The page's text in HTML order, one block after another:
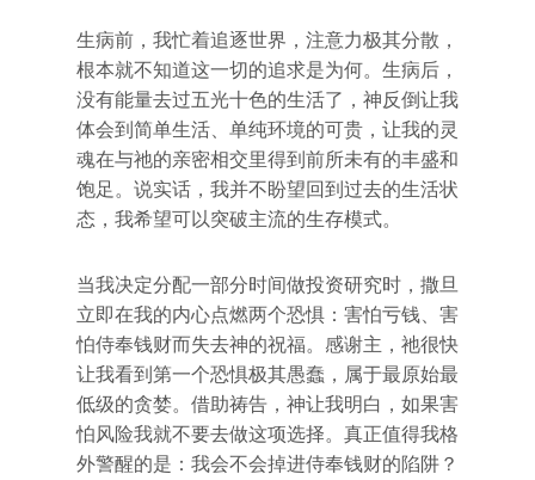
生病前，我忙着追逐世界，注意力极其分散，
根本就不知道这一切的追求是为何。生病后，
没有能量去过五光十色的生活了，神反倒让我
体会到简单生活、单纯环境的可贵，让我的灵
魂在与祂的亲密相交里得到前所未有的丰盛和
饱足。说实话，我并不盼望回到过去的生活状
态，我希望可以突破主流的生存模式。
当我决定分配一部分时间做投资研究时，撒旦
立即在我的内心点燃两个恐惧：害怕亏钱、害
怕侍奉钱财而失去神的祝福。感谢主，祂很快
让我看到第一个恐惧极其愚蠢，属于最原始最
低级的贪婪。借助祷告，神让我明白，如果害
怕风险我就不要去做这项选择。真正值得我格
外警醒的是：我会不会掉进侍奉钱财的陷阱？